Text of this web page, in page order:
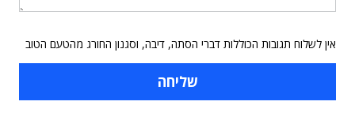
אין לשלוח תגובות הכוללות דברי הסתה, דיבה, וסגנון החורג מהטעם הטוב